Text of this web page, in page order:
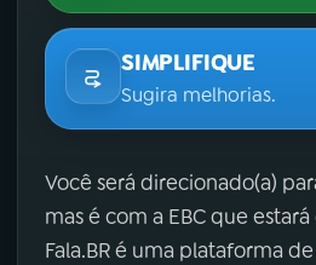
SIMPLIFIQUE
Sugira melhorias.
Você será direcionado(a)
mas é com a EBC que
Fala.BR é uma plataforma